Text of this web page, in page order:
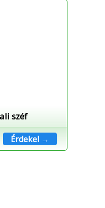
széf
Érdekel →